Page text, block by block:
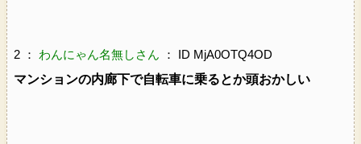
2 ： わんにゃん名無しさん ： ID MjA0OTQ4OD
マンションの内廊下で自転車に乗るとか頭おかしい